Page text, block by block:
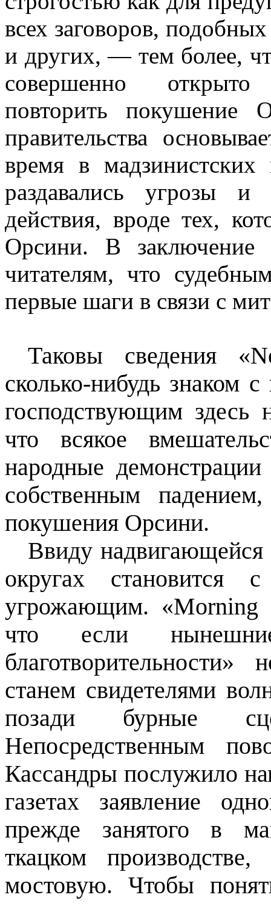
всех заговоров,
и других, — тем более,
совершенно открыто
повторить покушение
правительства
время в мадзинистских
раздавались угрозы
действия, вроде тех,
Орсини. В
читателям, что
первые шаги в связи с
Таковы сведения «
сколько-нибудь знаком
господствующим здесь
что всякое
народные
собственным
покушения Орсини.
Ввиду
округах
угрожающим. «Morning
что если
станем свидетелями
позади бурные
Непосредственным
Кассандры послужило
газетах заявление
прежде занятого в
ткацком
мостовую. Чтобы